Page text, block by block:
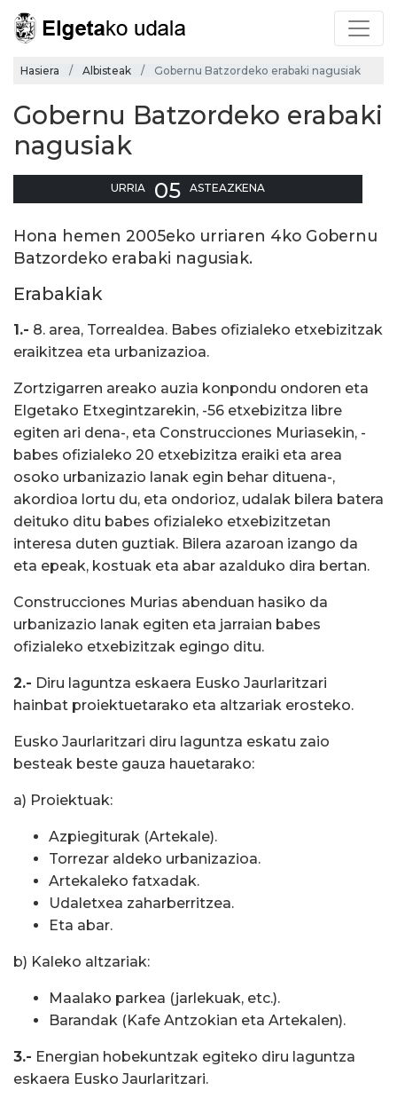
Hasiera Albisteak Gobernu Batzordeko erabaki nagusiak
Gobernu Batzordeko erabaki
nagusiak
URRIA 05 ASTEAZKENA
Hona hemen 2005eko urriaren 4ko Gobernu
Batzordeko erabaki nagusiak.
Erabakiak
1.- 8. area, Torrealdea. Babes ofizialeko etxebizitzak
eraikitzea eta urbanizazioa.
Zortzigarren areako auzia konpondu ondoren eta
Elgetako Etxegintzarekin, -56 etxebizitza libre
egiten ari dena-, eta Construcciones Muriasekin, -
babes ofizialeko 20 etxebizitza eraiki eta area
osoko urbanizazio lanak egin behar dituena-,
akordioa lortu du, eta ondorioz, udalak bilera batera
deituko ditu babes ofizialeko etxebizitzetan
interesa duten guztiak. Bilera azaroan izango da
eta epeak, kostuak eta abar azalduko dira bertan.
Construcciones Murias abenduan hasiko da
urbanizazio lanak egiten eta jarraian babes
ofizialeko etxebizitzak egingo ditu.
2.- Diru laguntza eskaera Eusko Jaurlaritzari
hainbat proiektuetarako eta altzariak erosteko.
Eusko Jaurlaritzari diru laguntza eskatu zaio
besteak beste gauza hauetarako:
a) Proiektuak:
Azpiegiturak (Artekale).
Torrezar aldeko urbanizazioa.
Artekaleko fatxadak.
Udaletxea zaharberritzea.
Eta abar.
b) Kaleko altzariak:
Maalako parkea (jarlekuak, etc.).
Barandak (Kafe Antzokian eta Artekalen).
3.- Energian hobekuntzak egiteko diru laguntza
eskaera Eusko Jaurlaritzari.